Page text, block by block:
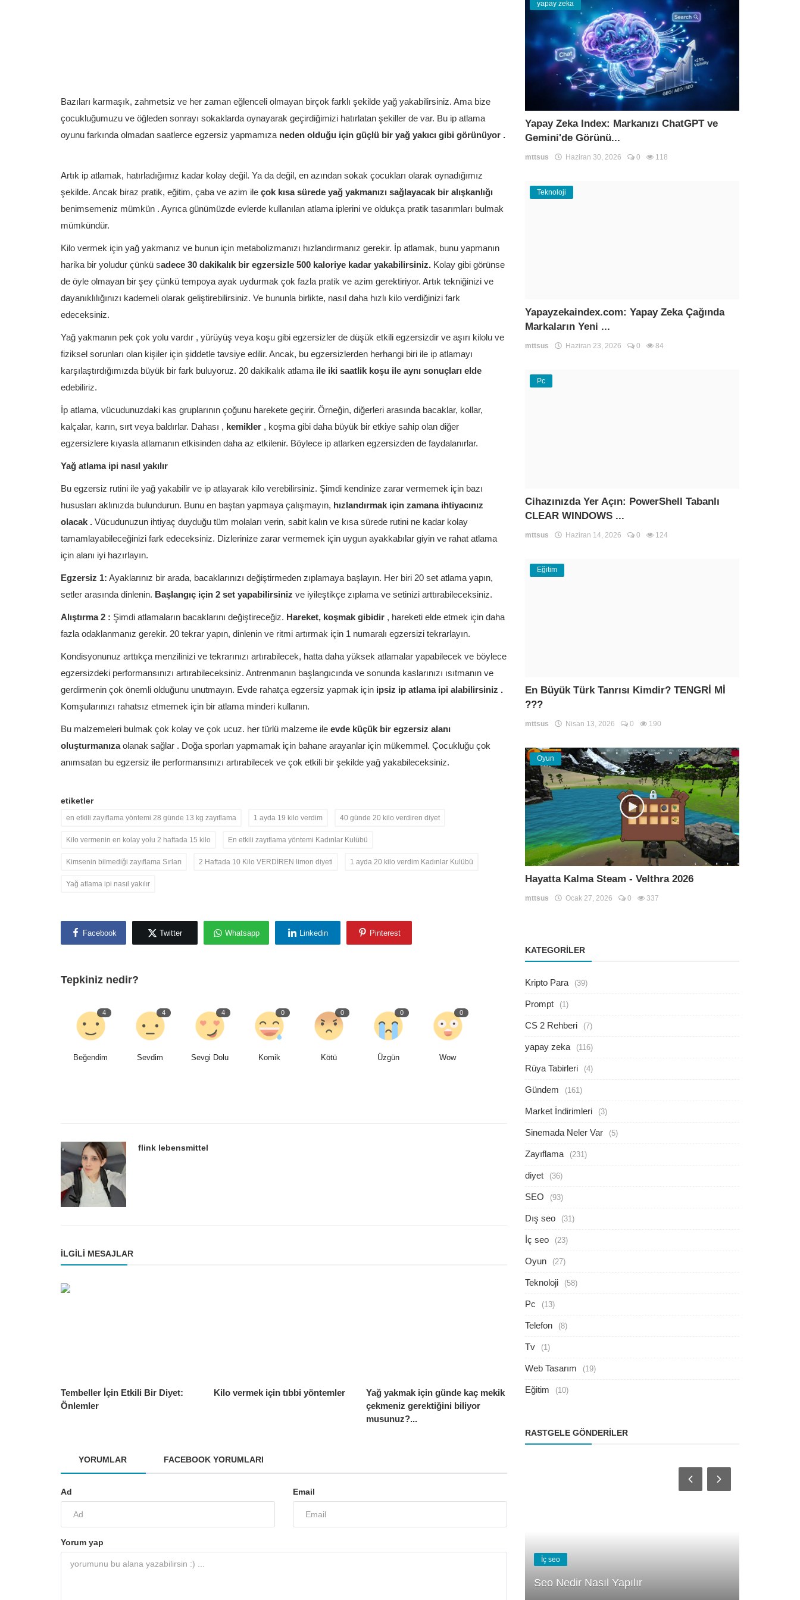
Bazıları karmaşık, zahmetsiz ve her zaman eğlenceli olmayan birçok farklı şekilde yağ yakabilirsiniz. Ama bize
çocukluğumuzu ve öğleden sonrayı sokaklarda oynayarak geçirdiğimizi hatırlatan şekiller de var. Bu ip atlama
oyunu farkında olmadan saatlerce egzersiz yapmamıza neden olduğu için güçlü bir yağ yakıcı gibi görünüyor .
Artık ip atlamak, hatırladığımız kadar kolay değil. Ya da değil, en azından sokak çocukları olarak oynadığımız
şekilde. Ancak biraz pratik, eğitim, çaba ve azim ile çok kısa sürede yağ yakmanızı sağlayacak bir alışkanlığı
benimsemeniz mümkün . Ayrıca günümüzde evlerde kullanılan atlama iplerini ve oldukça pratik tasarımları bulmak
mümkündür.
Kilo vermek için yağ yakmanız ve bunun için metabolizmanızı hızlandırmanız gerekir. İp atlamak, bunu yapmanın
harika bir yoludur çünkü sadece 30 dakikalık bir egzersizle 500 kaloriye kadar yakabilirsiniz. Kolay gibi görünse
de öyle olmayan bir şey çünkü tempoya ayak uydurmak çok fazla pratik ve azim gerektiriyor. Artık tekniğinizi ve
dayanıklılığınızı kademeli olarak geliştirebilirsiniz. Ve bununla birlikte, nasıl daha hızlı kilo verdiğinizi fark
edeceksiniz.
Yağ yakmanın pek çok yolu vardır , yürüyüş veya koşu gibi egzersizler de düşük etkili egzersizdir ve aşırı kilolu ve
fiziksel sorunları olan kişiler için şiddetle tavsiye edilir. Ancak, bu egzersizlerden herhangi biri ile ip atlamayı
karşılaştırdığımızda büyük bir fark buluyoruz. 20 dakikalık atlama ile iki saatlik koşu ile aynı sonuçları elde
edebiliriz.
İp atlama, vücudunuzdaki kas gruplarının çoğunu harekete geçirir. Örneğin, diğerleri arasında bacaklar, kollar,
kalçalar, karın, sırt veya baldırlar. Dahası , kemikler , koşma gibi daha büyük bir etkiye sahip olan diğer
egzersizlere kıyasla atlamanın etkisinden daha az etkilenir. Böylece ip atlarken egzersizden de faydalanırlar.
Yağ atlama ipi nasıl yakılır
Bu egzersiz rutini ile yağ yakabilir ve ip atlayarak kilo verebilirsiniz. Şimdi kendinize zarar vermemek için bazı
hususları aklınızda bulundurun. Bunu en baştan yapmaya çalışmayın, hızlandırmak için zamana ihtiyacınız
olacak . Vücudunuzun ihtiyaç duyduğu tüm molaları verin, sabit kalın ve kısa sürede rutini ne kadar kolay
tamamlayabileceğinizi fark edeceksiniz. Dizlerinize zarar vermemek için uygun ayakkabılar giyin ve rahat atlama
için alanı iyi hazırlayın.
Egzersiz 1: Ayaklarınız bir arada, bacaklarınızı değiştirmeden zıplamaya başlayın. Her biri 20 set atlama yapın,
setler arasında dinlenin. Başlangıç ​​için 2 set yapabilirsiniz ve iyileştikçe zıplama ve setinizi arttırabileceksiniz.
Alıştırma 2 : Şimdi atlamaların bacaklarını değiştireceğiz. Hareket, koşmak gibidir , hareketi elde etmek için daha
fazla odaklanmanız gerekir. 20 tekrar yapın, dinlenin ve ritmi artırmak için 1 numaralı egzersizi tekrarlayın.
Kondisyonunuz arttıkça menzilinizi ve tekrarınızı artırabilecek, hatta daha yüksek atlamalar yapabilecek ve böylece
egzersizdeki performansınızı artırabileceksiniz. Antrenmanın başlangıcında ve sonunda kaslarınızı ısıtmanın ve
gerdirmenin çok önemli olduğunu unutmayın. Evde rahatça egzersiz yapmak için ipsiz ip atlama ipi alabilirsiniz .
Komşularınızı rahatsız etmemek için bir atlama minderi kullanın.
Bu malzemeleri bulmak çok kolay ve çok ucuz. her türlü malzeme ile evde küçük bir egzersiz alanı
oluşturmanızaolanak sağlar . Doğa sporları yapmamak için bahane arayanlar için mükemmel. Çocukluğu çok
anımsatan bu egzersiz ile performansınızı artırabilecek ve çok etkili bir şekilde yağ yakabileceksiniz.
etiketler
en etkili zayıflama yöntemi 28 günde 13 kg zayıflama 1 ayda 19 kilo verdim 40 günde 20 kilo verdiren diyet
Kilo vermenin en kolay yolu 2 haftada 15 kilo En etkili zayıflama yöntemi Kadınlar Kulübü
Kimsenin bilmediği zayıflama Sırları 2 Haftada 10 Kilo VERDİREN limon diyeti 1 ayda 20 kilo verdim Kadınlar Kulübü
Yağ atlama ipi nasıl yakılır
Facebook Twitter Whatsapp Linkedin Pinterest
Tepkiniz nedir?
4
Beğendim
4
Sevdim
4
Sevgi Dolu
0
Komik
0
Kötü
0
Üzgün
0
Wow
flink lebensmittel
İLGILI MESAJLAR
Tembeller İçin Etkili Bir Diyet:
Önlemler
Kilo vermek için tıbbi yöntemler
Yağ yakmak için günde kaç mekik
çekmeniz gerektiğini biliyor
musunuz?...
YORUMLAR FACEBOOK YORUMLARI
Ad Email
Yorum yap
yapay zeka
Yapay Zeka Index: Markanızı ChatGPT ve
Gemini'de Görünü...
mttsus Haziran 30, 2026 0 118
Teknoloji
Yapayzekaindex.com: Yapay Zeka Çağında
Markaların Yeni ...
mttsus Haziran 23, 2026 0 84
Pc
Cihazınızda Yer Açın: PowerShell Tabanlı
CLEAR WINDOWS ...
mttsus Haziran 14, 2026 0 124
Eğitim
En Büyük Türk Tanrısı Kimdir? TENGRİ Mİ
???
mttsus Nisan 13, 2026 0 190
Oyun
Hayatta Kalma Steam - Velthra 2026
mttsus Ocak 27, 2026 0 337
KATEGORILER
Kripto Para (39)
Prompt (1)
CS 2 Rehberi (7)
yapay zeka (116)
Rüya Tabirleri (4)
Gündem (161)
Market İndirimleri (3)
Sinemada Neler Var (5)
Zayıflama (231)
diyet (36)
SEO (93)
Dış seo (31)
İç seo (23)
Oyun (27)
Teknoloji (58)
Pc (13)
Telefon (8)
Tv (1)
Web Tasarım (19)
Eğitim (10)
RASTGELE GÖNDERILER
Gündem İç seo
Seo Nedir Nasıl Yapılır